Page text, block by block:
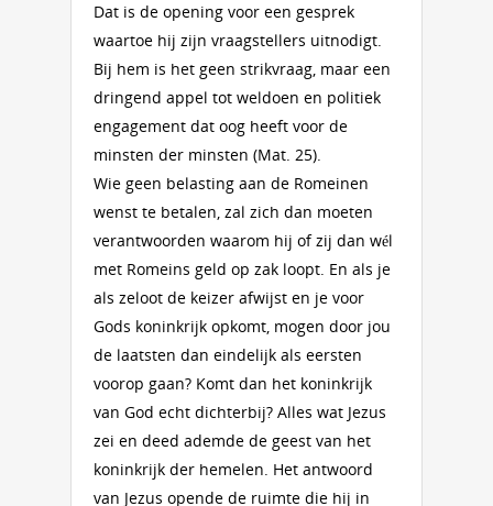
Dat is de opening voor een gesprek
waartoe hij zijn vraagstellers uitnodigt.
Bij hem is het geen strikvraag, maar een
dringend appel tot weldoen en politiek
engagement dat oog heeft voor de
minsten der minsten (Mat. 25).
Wie geen belasting aan de Romeinen
wenst te betalen, zal zich dan moeten
verantwoorden waarom hij of zij dan wél
met Romeins geld op zak loopt. En als je
als zeloot de keizer afwijst en je voor
Gods koninkrijk opkomt, mogen door jou
de laatsten dan eindelijk als eersten
voorop gaan? Komt dan het koninkrijk
van God echt dichterbij? Alles wat Jezus
zei en deed ademde de geest van het
koninkrijk der hemelen. Het antwoord
van Jezus opende de ruimte die hij in